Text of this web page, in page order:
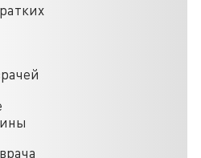
жителях Швеции и Дании (по
принимать семаглутид или
год. В качестве контрольной
которые начали принимать
для лечения сахарного
существенного влияния на
Оземпик или его аналог, а
Пациенты,